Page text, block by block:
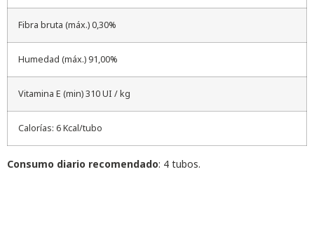
Fibra bruta (máx.) 0,30%
Humedad (máx.) 91,00%
Vitamina E (min) 310 UI / kg
Calorías: 6 Kcal/tubo
Consumo diario recomendado: 4 tubos.